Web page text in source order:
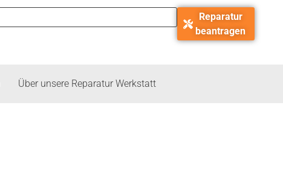
Reparatur
beantragen
Über unsere Reparatur Werkstatt